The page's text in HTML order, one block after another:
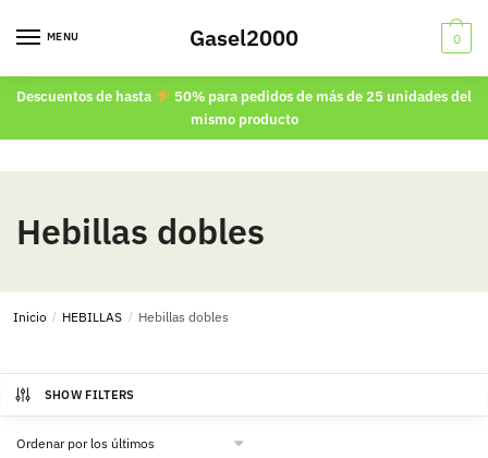
MENU Gasel2000 0
Descuentos de hasta
50% para pedidos de más de 25 unidades del
mismo producto
Hebillas dobles
Inicio / HEBILLAS / Hebillas dobles
SHOW FILTERS